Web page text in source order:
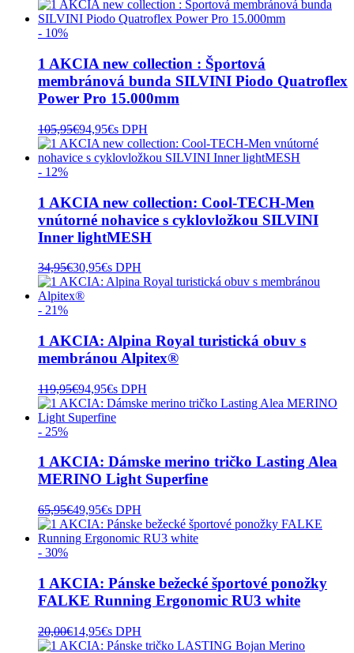
- 10%
1 AKCIA new collection : Športová
membránová bunda SILVINI Piodo Quatroflex
Power Pro 15.000mm
105,95€94,95€s DPH
- 12%
1 AKCIA new collection: Cool-TECH-Men
vnútorné nohavice s cyklovložkou SILVINI
Inner lightMESH
34,95€30,95€s DPH
- 21%
1 AKCIA: Alpina Royal turistická obuv s
membránou Alpitex®
119,95€94,95€s DPH
- 25%
1 AKCIA: Dámske merino tričko Lasting Alea
MERINO Light Superfine
65,95€49,95€s DPH
- 30%
1 AKCIA: Pánske bežecké športové ponožky
FALKE Running Ergonomic RU3 white
20,00€14,95€s DPH